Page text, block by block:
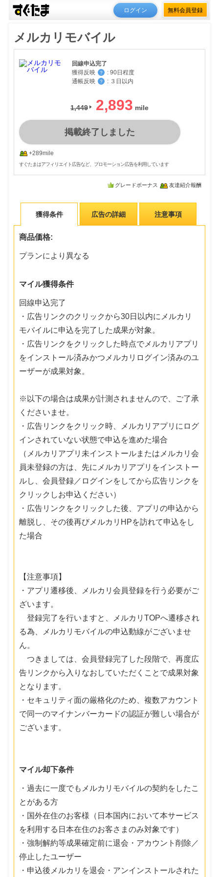
ログイン 無料会員登録
メルカリモバイル
回線申込完了
獲得反映
？ : 90日程度
通帳反映
？ : ３日以内
1,449 2,893
掲載終了しました
+289mile
すぐたまはアフィリエイト広告など、プロモーション広告を利用しています
グレードボーナス 友達紹介報酬
獲得条件 広告の詳細 注意事項
商品価格:
プランにより異なる
マイル獲得条件
回線申込完了
・広告リンクのクリックから30日以内にメルカリ
モバイルに申込を完了した成果が対象。
・広告リンクをクリックした時点でメルカリアプリ
をインストール済みかつメルカリログイン済みのユ
ーザーが成果対象。
※以下の場合は成果が計測されませんので、ご了承
くださいませ。
・広告リンクをクリック時、メルカリアプリにログ
インされていない状態で申込を進めた場合
（メルカリアプリ未インストールまたはメルカリ会
員未登録の方は、先にメルカリアプリをインストー
ルし、会員登録／ログインをしてから広告リンクを
クリックしお申込ください）
・広告リンクをクリックした後、アプリの申込から
離脱し、その後再びメルカリHPを訪れて申込をし
た場合
【注意事項】
・アプリ遷移後、メルカリ会員登録を行う必要がご
ざいます。
登録完了を行いますと、メルカリTOPへ遷移され
る為、メルカリモバイルの申込動線がございませ
ん。
つきましては、会員登録完了した段階で、再度広
告リンクから入りなおしていただくことで成果対象
となります。
・セキュリティ面の厳格化のため、複数アカウント
で同一のマイナンバーカードの認証が難しい場合が
ございます。
マイル却下条件
・過去に一度でもメルカリモバイルの契約をしたこ
とがある方
・国外在住のお客様（日本国内において本サービス
を利用する日本在住のお客さまのみ対象です）
・強制解約等成果確定前に退会・アカウント削除／
停止したユーザー
・申込後メルカリを退会・アンインストールされた